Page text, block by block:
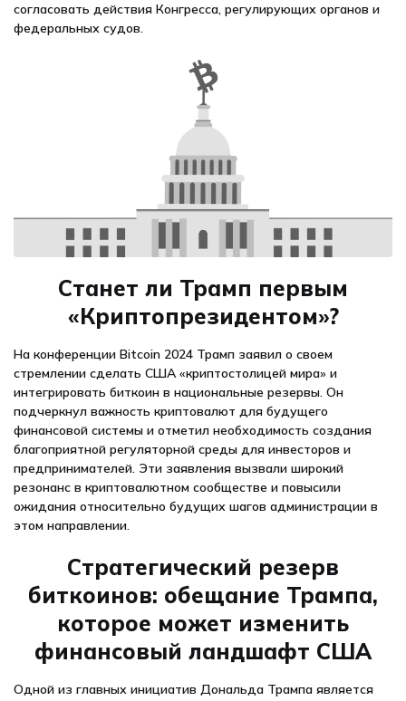
согласовать действия Конгресса, регулирующих органов и
федеральных судов.
Станет ли Трамп первым
«Криптопрезидентом»?
На конференции Bitcoin 2024 Трамп заявил о своем
стремлении сделать США «криптостолицей мира» и
интегрировать биткоин в национальные резервы. Он
подчеркнул важность криптовалют для будущего
финансовой системы и отметил необходимость создания
благоприятной регуляторной среды для инвесторов и
предпринимателей. Эти заявления вызвали широкий
резонанс в криптовалютном сообществе и повысили
ожидания относительно будущих шагов администрации в
этом направлении.
Стратегический резерв
биткоинов: обещание Трампа,
которое может изменить
финансовый ландшафт США
Одной из главных инициатив Дональда Трампа является